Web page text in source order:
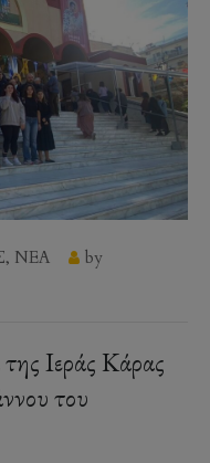
, ΝΕΑ
by
Ιεράς Κάρας
του